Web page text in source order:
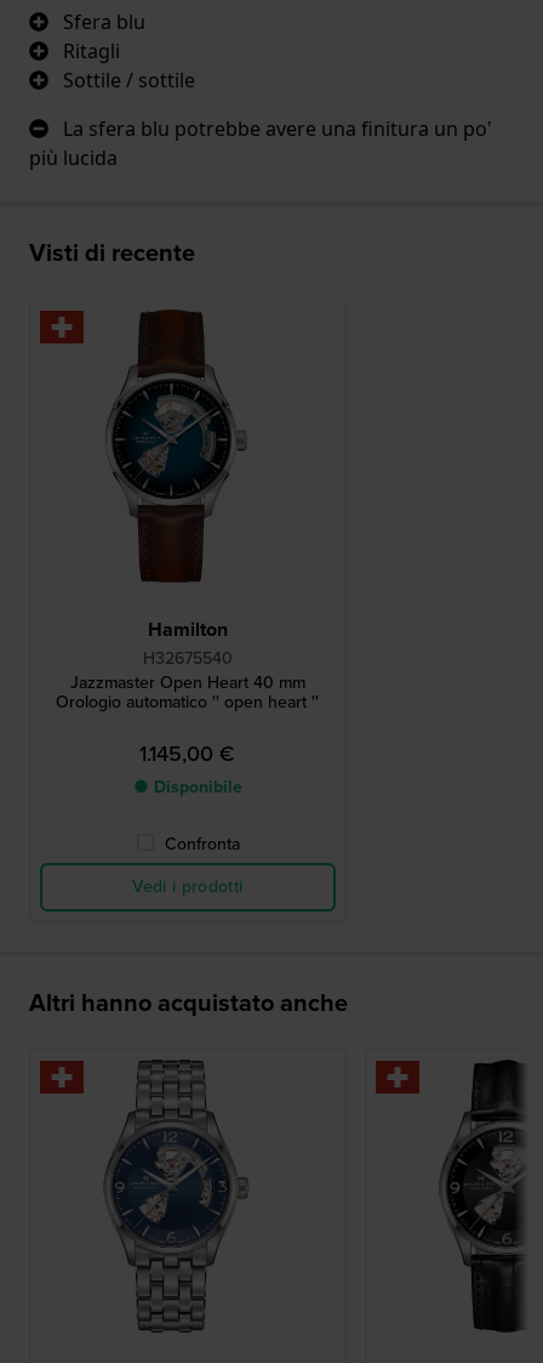
Sfera blu
Ritagli
Sottile / sottile
La sfera blu potrebbe avere una finitura un po'
più lucida
Visti di recente
Hamilton
H32675540
Jazzmaster Open Heart 40 mm
Orologio automatico '' open heart ''
1.145,00 €
● Disponibile
Confronta
Vedi i prodotti
Altri hanno acquistato anche